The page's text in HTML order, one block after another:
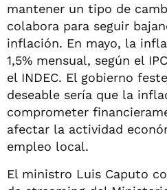
mantener un tipo de
colabora para seguir
inflación. En mayo, la
1,5% mensual, según el
el INDEC. El gobierno
deseable sería que la
comprometer
afectar la actividad
empleo local.
El ministro Luis Caputo